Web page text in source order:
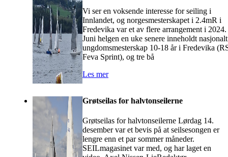
Vi ser en voksende interesse for seiling i
Innlandet, og norgesmesterskapet i 2.4mR i
Fredevika var et av flere arrangement i 2024.
Juni helgen en uke senere inneholdt nasjonalt
ungdomsmesterskap 10-18 år i Fredevika
Feva Sprint), og tre bå
Les mer
Grøtseilas for halvtonseilerne
Grøtseilas for halvtonseilerne Lørdag 14.
desember var et bevis på at seilsesongen er
lengre enn et par sommer måneder.
SEILmagasinet var med, og har laget en